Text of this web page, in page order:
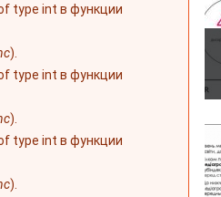
type int в функции
).
type int в функции
).
type int в функции
).